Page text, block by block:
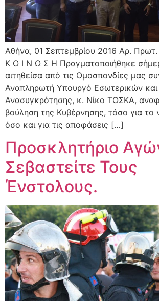
Αθήνα, 01 Σεπτεμβρίου 2016 Αρ.
Κ Ο Ι Ν Ω Σ Η Πραγματοποιήθηκε
αιτηθείσα από τις Ομοσπονδίες μας
Αναπληρωτή Υπουργό Εσωτερικών και
Ανασυγκρότησης, κ. Νίκο ΤΟΣΚΑ,
βούληση της Κυβέρνησης, τόσο για το
όσο και για τις αποφάσεις […]
Προσκλητήριο
Σεβαστείτε Τους
Ένστολους.